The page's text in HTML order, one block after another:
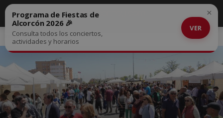
Inicio Noticias
Programa de Fiestas de
Alcorcón 2026 🎉
Consulta todos los conciertos,
actividades y horarios
VER
×